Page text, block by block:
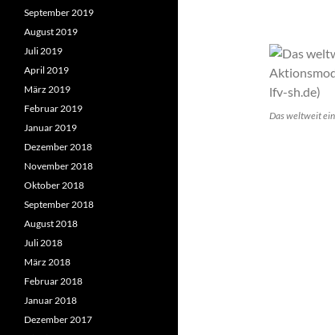
Das weltweit
September 2019
August 2019
Juli 2019
April 2019
März 2019
Februar 2019
Januar 2019
Dezember 2018
November 2018
Oktober 2018
September 2018
August 2018
Juli 2018
März 2018
Februar 2018
Januar 2018
Dezember 2017